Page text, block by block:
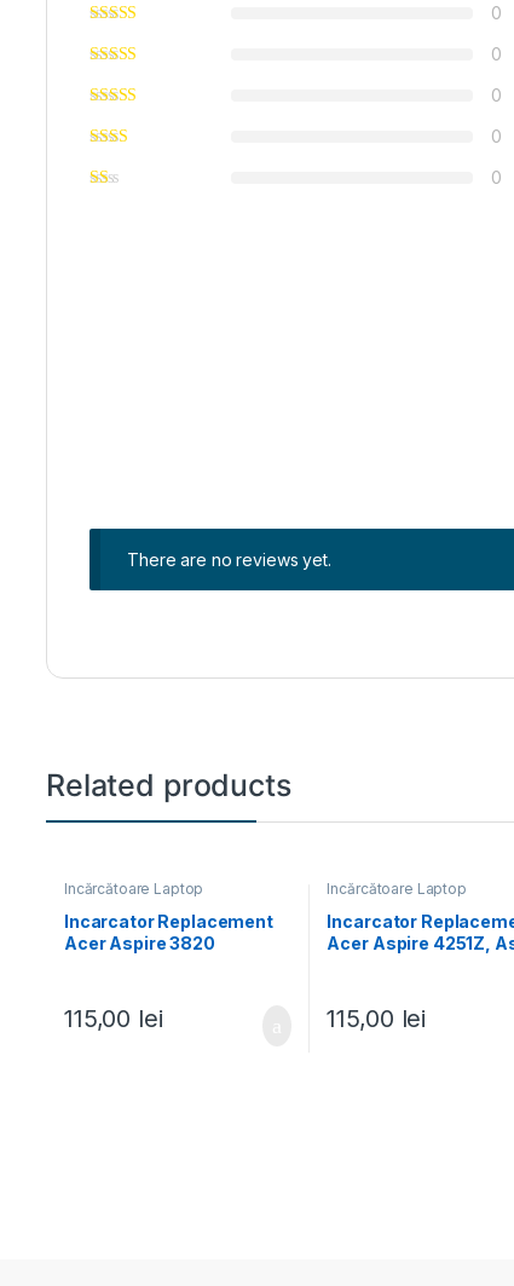
0
0
0
0
0
There are no reviews yet.
Related products
Încărcătoare Laptop
Incarcator Replacement
Acer Aspire 3820
Aspire 4240, Aspire
4250, Aspire 4251, Aspire
115,00 lei
Încărcătoare Laptop
Incarcator
Acer Aspire 4251Z,
4253, Aspire 4310,
4315, Aspire 4333
115,00 lei